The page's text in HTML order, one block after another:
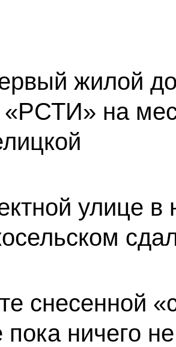
жилой
«РСТИ» на
улице
снесенной
ничего